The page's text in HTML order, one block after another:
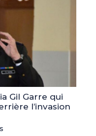
Gil Garre qui
l’invasion